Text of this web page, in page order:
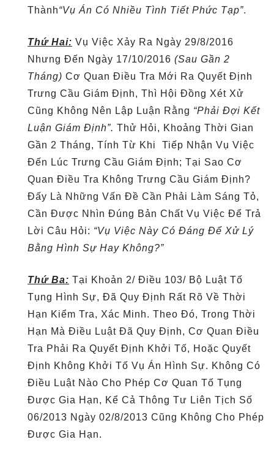
Thành“vụ Án Có Nhiều Tình Tiết Phức Tạp”.
Thứ Hai: Vụ Việc Xảy Ra Ngày 29/8/2016
Nhưng Đến Ngày 17/10/2016 (sau Gần 2
Tháng) Cơ Quan Điều Tra Mới Ra Quyết Định
Trưng Cầu Giám Định, Thì Hội Đồng Xét Xử
Cũng Không Nên Lập Luận Rằng “Phải Đợi Kết
Luận Giám Định”. Thử Hỏi, Khoảng Thời Gian
Gần 2 Tháng, Tính Từ Khi Tiếp Nhận Vụ Việc
Đến Lúc Trưng Cầu Giám Định; Tại Sao Cơ
Quan Điều Tra Không Trưng Cầu Giám Định?
Đấy Là Những Vấn Đề Cần Phải Làm Sáng Tỏ,
Cần Được Nhìn Đúng Bản Chất Vụ Việc Để Trả
Lời Câu Hỏi: “Vụ Việc Này Có Đáng Để Xử Lý
Bằng Hình Sự Hay Không?”
Thứ Ba: Tại Khoản 2/ Điều 103/ Bộ Luật Tố
Tụng Hình Sự, Đã Quy Định Rất Rõ Về Thời
Hạn Kiểm Tra, Xác Minh. Theo Đó, Trong Thời
Hạn Mà Điều Luật Đã Quy Định, Cơ Quan Điều
Tra Phải Ra Quyết Định Khởi Tố, Hoặc Quyết
Định Không Khởi Tố Vụ Án Hình Sự. Không Có
Điều Luật Nào Cho Phép Cơ Quan Tố Tụng
Được Gia Hạn, Kể Cả Thông Tư Liên Tịch Số
06/2013 Ngày 02/8/2013 Cũng Không Cho Phép
Được Gia Hạn.